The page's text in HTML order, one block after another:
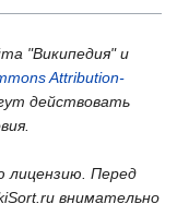
"Википедия" и
Attribution-
действовать
Перед
внимательно